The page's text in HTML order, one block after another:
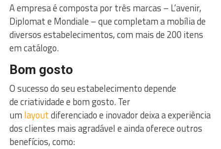
A empresa é composta por três marcas – L’avenir,
Diplomat e Mondiale – que completam a mobília de
diversos estabelecimentos, com mais de 200 itens
em catálogo.
Bom gosto
O sucesso do seu estabelecimento depende
de criatividade e bom gosto. Ter
um layoutdiferenciado e inovador deixa a experiência
dos clientes mais agradável e ainda oferece outros
benefícios, como: